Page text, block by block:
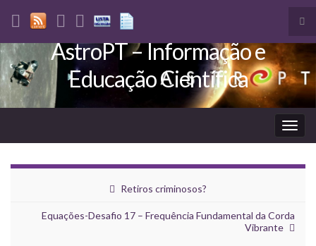
Search for:
AstroPT – Informação e
Educação Científica
Retiros criminosos?
Equações-Desafio 17 – Frequência Fundamental da Corda
Vibrante